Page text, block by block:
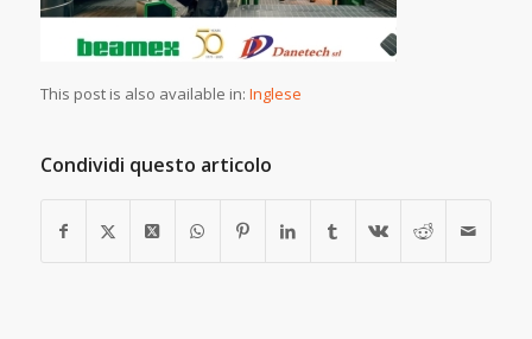
This post is also available in: Inglese
Condividi questo articolo